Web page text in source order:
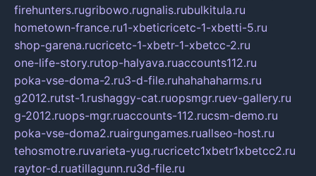
firehunters.rugribowo.rugnalis.rubulkitula.ru
hometown-france.ru1-xbeticricetc-1-xbetti-5.ru
shop-garena.rucricetc-1-xbetr-1-xbetcc-2.ru
one-life-story.rutop-halyava.ruaccounts112.ru
poka-vse-doma-2.ru3-d-file.ruhahahaharms.ru
g2012.rutst-1.rushaggy-cat.ruopsmgr.ruev-gallery.ru
g-2012.ruops-mgr.ruaccounts-112.rucsm-demo.ru
poka-vse-doma2.ruairgungames.ruallseo-host.ru
tehosmotre.ruvarieta-yug.rucricetc1xbetr1xbetcc2.ru
raytor-d.ruatillagunn.ru3d-file.ru